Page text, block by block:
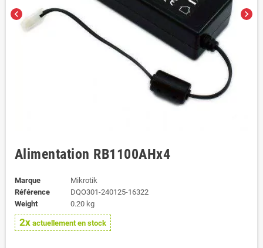
chevron_left chevron_right
Alimentation RB1100AHx4
Marque
Mikrotik
Référence
DQO301-240125-16322
Weight
0.20 kg
2x actuellement en stock